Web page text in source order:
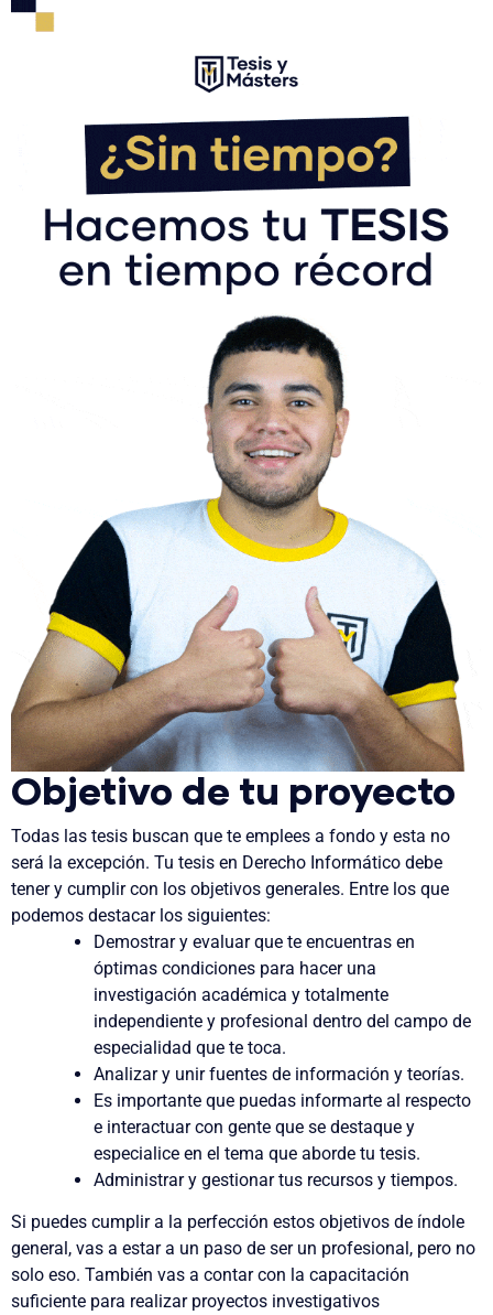
Objetivo de tu proyecto
Todas las tesis buscan que te emplees a fondo y esta no
será la excepción. Tu tesis en Derecho Informático debe
tener y cumplir con los objetivos generales. Entre los que
podemos destacar los siguientes:
Demostrar y evaluar que te encuentras en
óptimas condiciones para hacer una
investigación académica y totalmente
independiente y profesional dentro del campo de
especialidad que te toca.
Analizar y unir fuentes de información y teorías.
Es importante que puedas informarte al respecto
e interactuar con gente que se destaque y
especialice en el tema que aborde tu tesis.
Administrar y gestionar tus recursos y tiempos.
Si puedes cumplir a la perfección estos objetivos de índole
general, vas a estar a un paso de ser un profesional, pero no
solo eso. También vas a contar con la capacitación
suficiente para realizar proyectos investigativos